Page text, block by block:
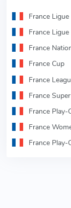
France Ligue
France Ligue
France
France Cup
France
France
France Play-
France
France